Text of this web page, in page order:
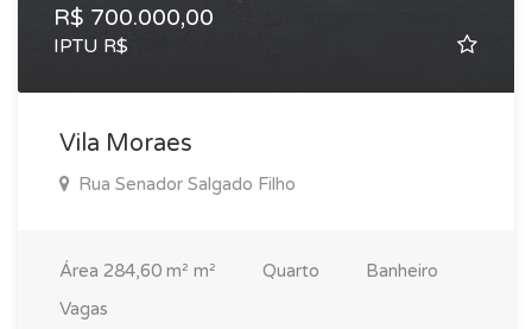
R$ 700.000,00
IPTU R$
Vila Moraes
Rua Senador Salgado Filho
Área 284,60 m² m² Quarto
Banheiro
Vagas